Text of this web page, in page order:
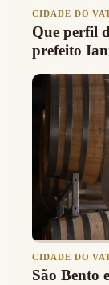
CIDADE DO
Que perfil
prefeito
CIDADE DO
São Bento